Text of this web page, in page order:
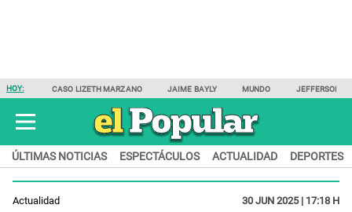
HOY: CASO LIZETH MARZANO JAIME BAYLY MUNDO JEFFERSON
ÚLTIMAS NOTICIAS ESPECTÁCULOS ACTUALIDAD DEPORTES
Actualidad 30 JUN 2025 | 17:18 H